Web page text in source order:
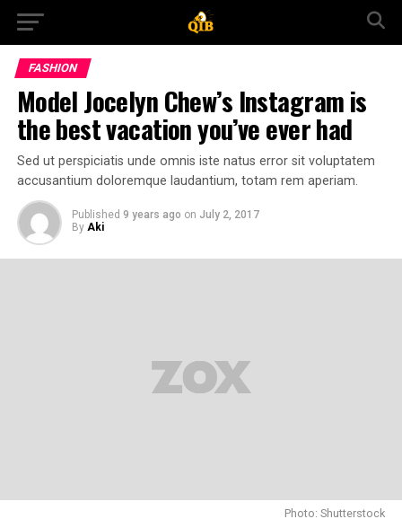
FASHION
Model Jocelyn Chew’s Instagram is
the best vacation you’ve ever had
Sed ut perspiciatis unde omnis iste natus error sit voluptatem
accusantium doloremque laudantium, totam rem aperiam.
Published 9 years ago on July 2, 2017
By Aki
Photo: Shutterstock